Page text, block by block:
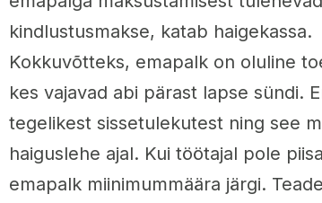
kindlustusmakse, katab haigekassa.
Kokkuvõtteks, emapalk on oluline
kes vajavad abi pärast lapse sündi.
tegelikest sissetulekutest ning see
haiguslehe ajal. Kui töötajal pole
emapalk miinimummäära järgi.